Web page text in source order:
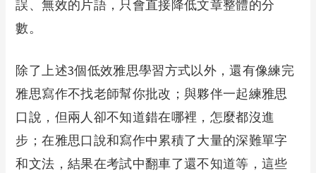
誤、無效的片語，只會直接降低文章整體的分
數。
除了上述3個低效雅思學習方式以外，還有像練完
雅思寫作不找老師幫你批改；與夥伴一起練雅思
口說，但兩人卻不知道錯在哪裡，怎麼都沒進
步；在雅思口說和寫作中累積了大量的深難單字
和文法，結果在考試中翻車了還不知道等，這些